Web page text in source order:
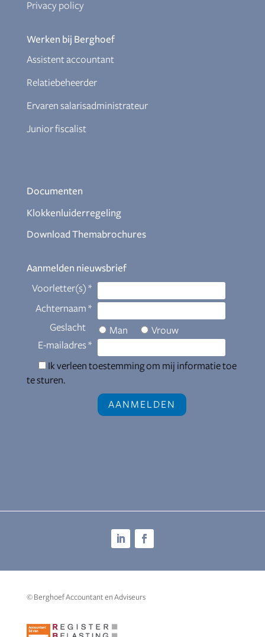
Privacy policy
Werken bij Berghoef
Assistent accountant
Relatiebeheerder
Ervaren salarisadministrateur
Junior fiscalist
Documenten
Klokkenluiderregeling
Download Themabrochures
Aanmelden nieuwsbrief
© Berghoef Accountant en Adviseurs